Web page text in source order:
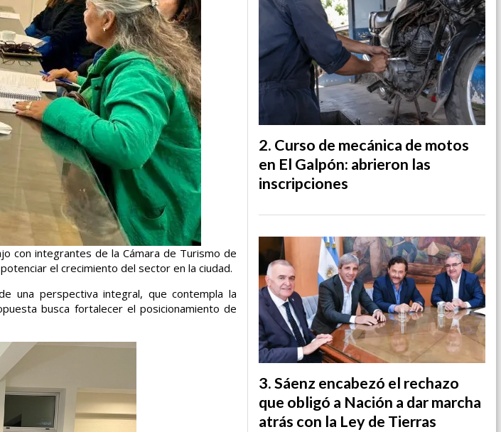
con integrantes de la Cámara de Turismo de
el crecimiento del sector en la ciudad.
una perspectiva integral, que contempla la
busca fortalecer el posicionamiento de
Curso de mecánica de motos
en El Galpón: abrieron las
inscripciones
Sáenz encabezó el rechazo
que obligó a Nación a dar marcha
atrás con la Ley de Tierras